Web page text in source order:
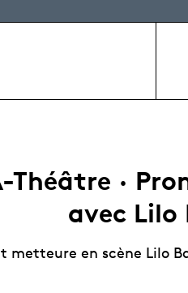
Théâtre ·
avec Lilo
metteure en scène Lilo